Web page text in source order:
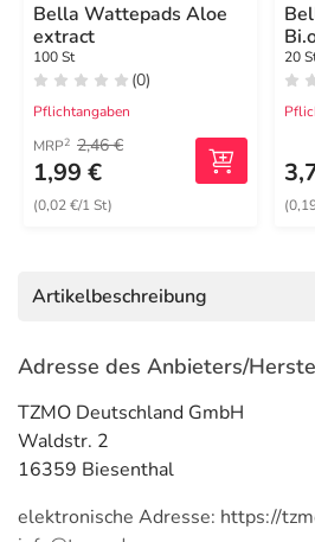
Bella Wattepads Aloe
extract
100 St
(0)
Pflichtangaben
MRP2 2,46 €
1,99 €
(0,02 €/1 St)
20
Artikelbeschreibung
Adresse des Anbieters/
TZMO Deutschland GmbH
Waldstr. 2
16359 Biesenthal
elektronische Adresse: https://